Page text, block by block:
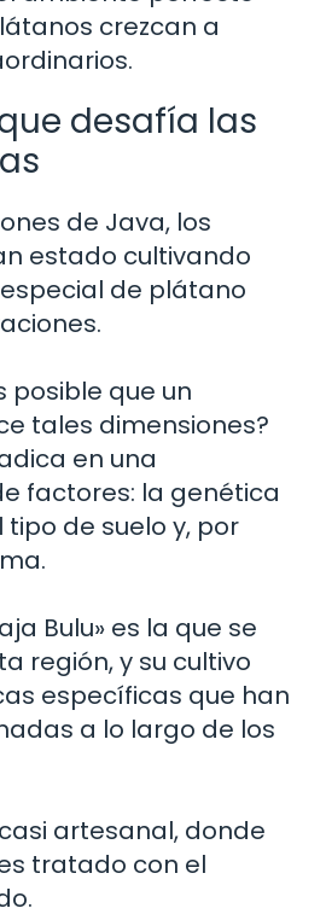
crezcan a
desafía las
de Java, los
estado cultivando
de plátano
posible que un
tales dimensiones?
en una
factores: la genética
de suelo y, por
Bulu» es la que se
región, y su cultivo
específicas que han
a lo largo de los
artesanal, donde
tratado con el